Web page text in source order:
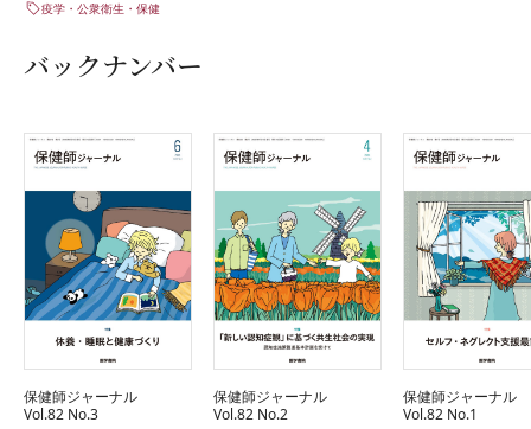
疫学・公衆衛生・保健
バックナンバー
保健師ジャーナル
Vol.82 No.3
保健師ジャーナル
Vol.82 No.2
保健師ジャーナル
Vol.82 No.1